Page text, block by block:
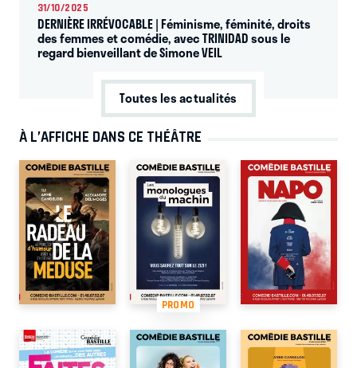
31/10/2025
DERNIÈRE IRRÉVOCABLE | Féminisme, féminité, droits
des femmes et comédie, avec TRINIDAD sous le
regard bienveillant de Simone VEIL
Toutes les actualités
À L’AFFICHE DANS CE THÉÂTRE
PROMO